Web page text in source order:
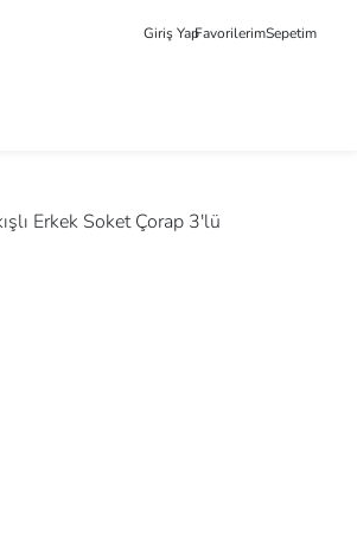
Giriş YapFavorilerimSepetim
Erkek Soket Çorap 3'lü